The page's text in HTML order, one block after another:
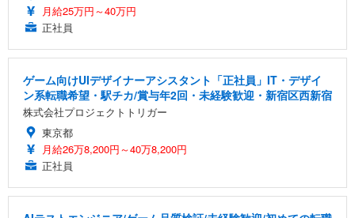
月給25万円～40万円
正社員
ゲーム向けUIデザイナーアシスタント「正社員」IT・デザイ
ン系転職希望・駅チカ/賞与年2回・未経験歓迎・新宿区西新宿
株式会社プロジェクトトリガー
東京都
月給26万8,200円～40万8,200円
正社員